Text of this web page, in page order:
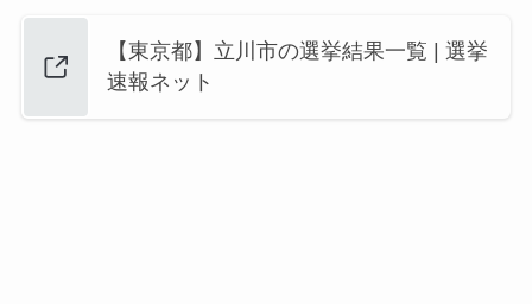
【東京都】立川市の選挙結果一覧 | 選挙
速報ネット